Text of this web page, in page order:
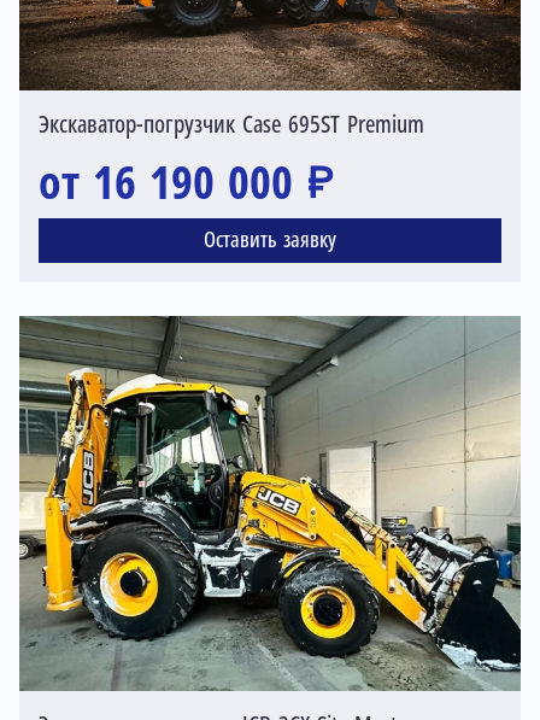
Экскаватор-погрузчик Case 695ST Premium
от 16 190 000 ₽
Оставить заявку